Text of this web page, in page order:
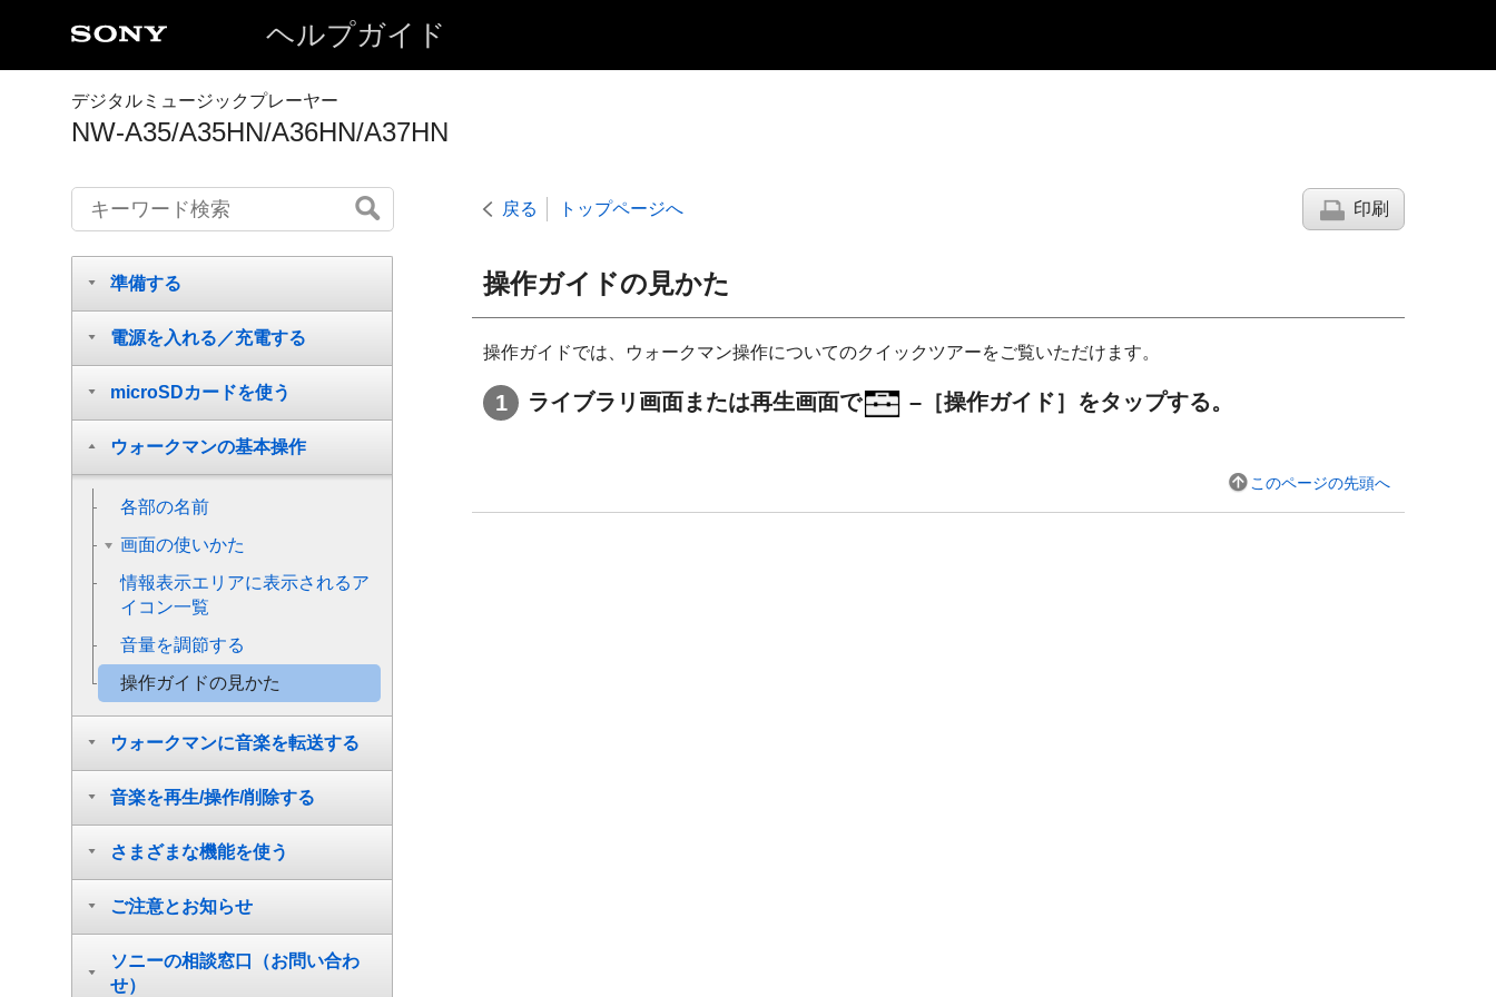
ヘルプガイド
デジタルミュージックプレーヤー
NW-A35/A35HN/A36HN/A37HN
戻る トップページへ 印刷
操作ガイドの見かた
操作ガイドでは、ウォークマン操作についてのクイックツアーをご覧いただけます。
ライブラリ画面または再生画面で –［操作ガイド］をタップする。
このページの先頭へ
準備する
電源を入れる／充電する
microSDカードを使う
ウォークマンの基本操作
各部の名前
画面の使いかた
情報表示エリアに表示されるア
イコン一覧
音量を調節する
操作ガイドの見かた
ウォークマンに音楽を転送する
音楽を再生/操作/削除する
さまざまな機能を使う
ご注意とお知らせ
ソニーの相談窓口（お問い合わ
せ）